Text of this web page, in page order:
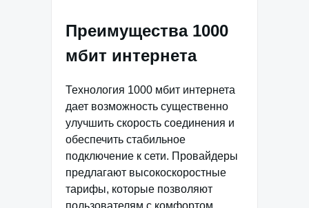
Преимущества 1000
мбит интернета
Технология 1000 мбит интернета
дает возможность существенно
улучшить скорость соединения и
обеспечить стабильное
подключение к сети. Провайдеры
предлагают высокоскоростные
тарифы, которые позволяют
пользователям с комфортом